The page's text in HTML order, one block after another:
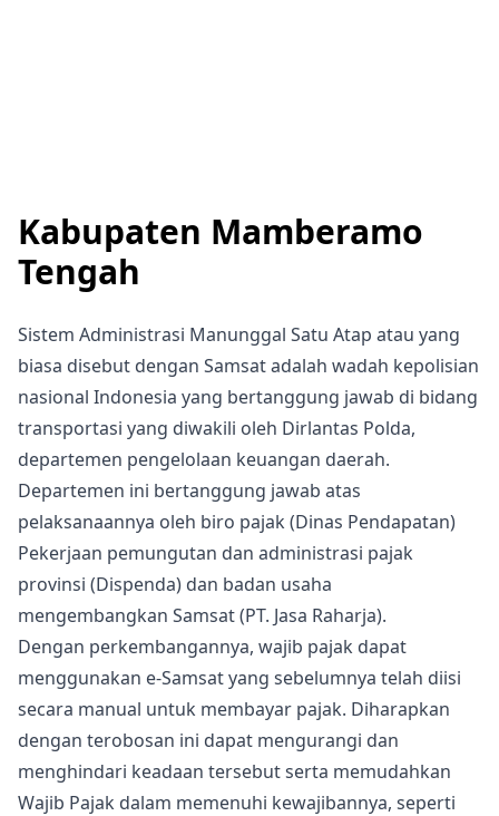
Kabupaten Mamberamo
Tengah
Sistem Administrasi Manunggal Satu Atap atau yang
biasa disebut dengan Samsat adalah wadah kepolisian
nasional Indonesia yang bertanggung jawab di bidang
transportasi yang diwakili oleh Dirlantas Polda,
departemen pengelolaan keuangan daerah.
Departemen ini bertanggung jawab atas
pelaksanaannya oleh biro pajak (Dinas Pendapatan)
Pekerjaan pemungutan dan administrasi pajak
provinsi (Dispenda) dan badan usaha
mengembangkan Samsat (PT. Jasa Raharja).
Dengan perkembangannya, wajib pajak dapat
menggunakan e-Samsat yang sebelumnya telah diisi
secara manual untuk membayar pajak. Diharapkan
dengan terobosan ini dapat mengurangi dan
menghindari keadaan tersebut serta memudahkan
Wajib Pajak dalam memenuhi kewajibannya, seperti